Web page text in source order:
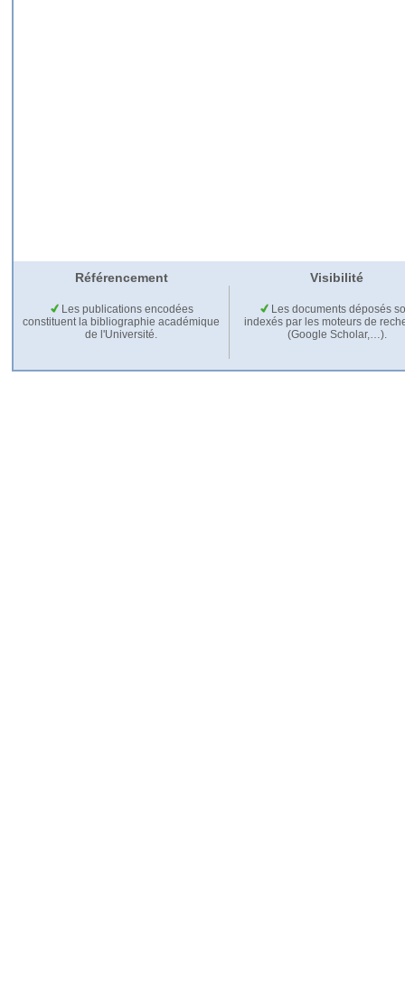
Référencement Visibilité
Les publications encodées
constituent la bibliographie académique
de l'Université.
Les documents déposés
indexés par les moteurs de
(Google Scholar,…).